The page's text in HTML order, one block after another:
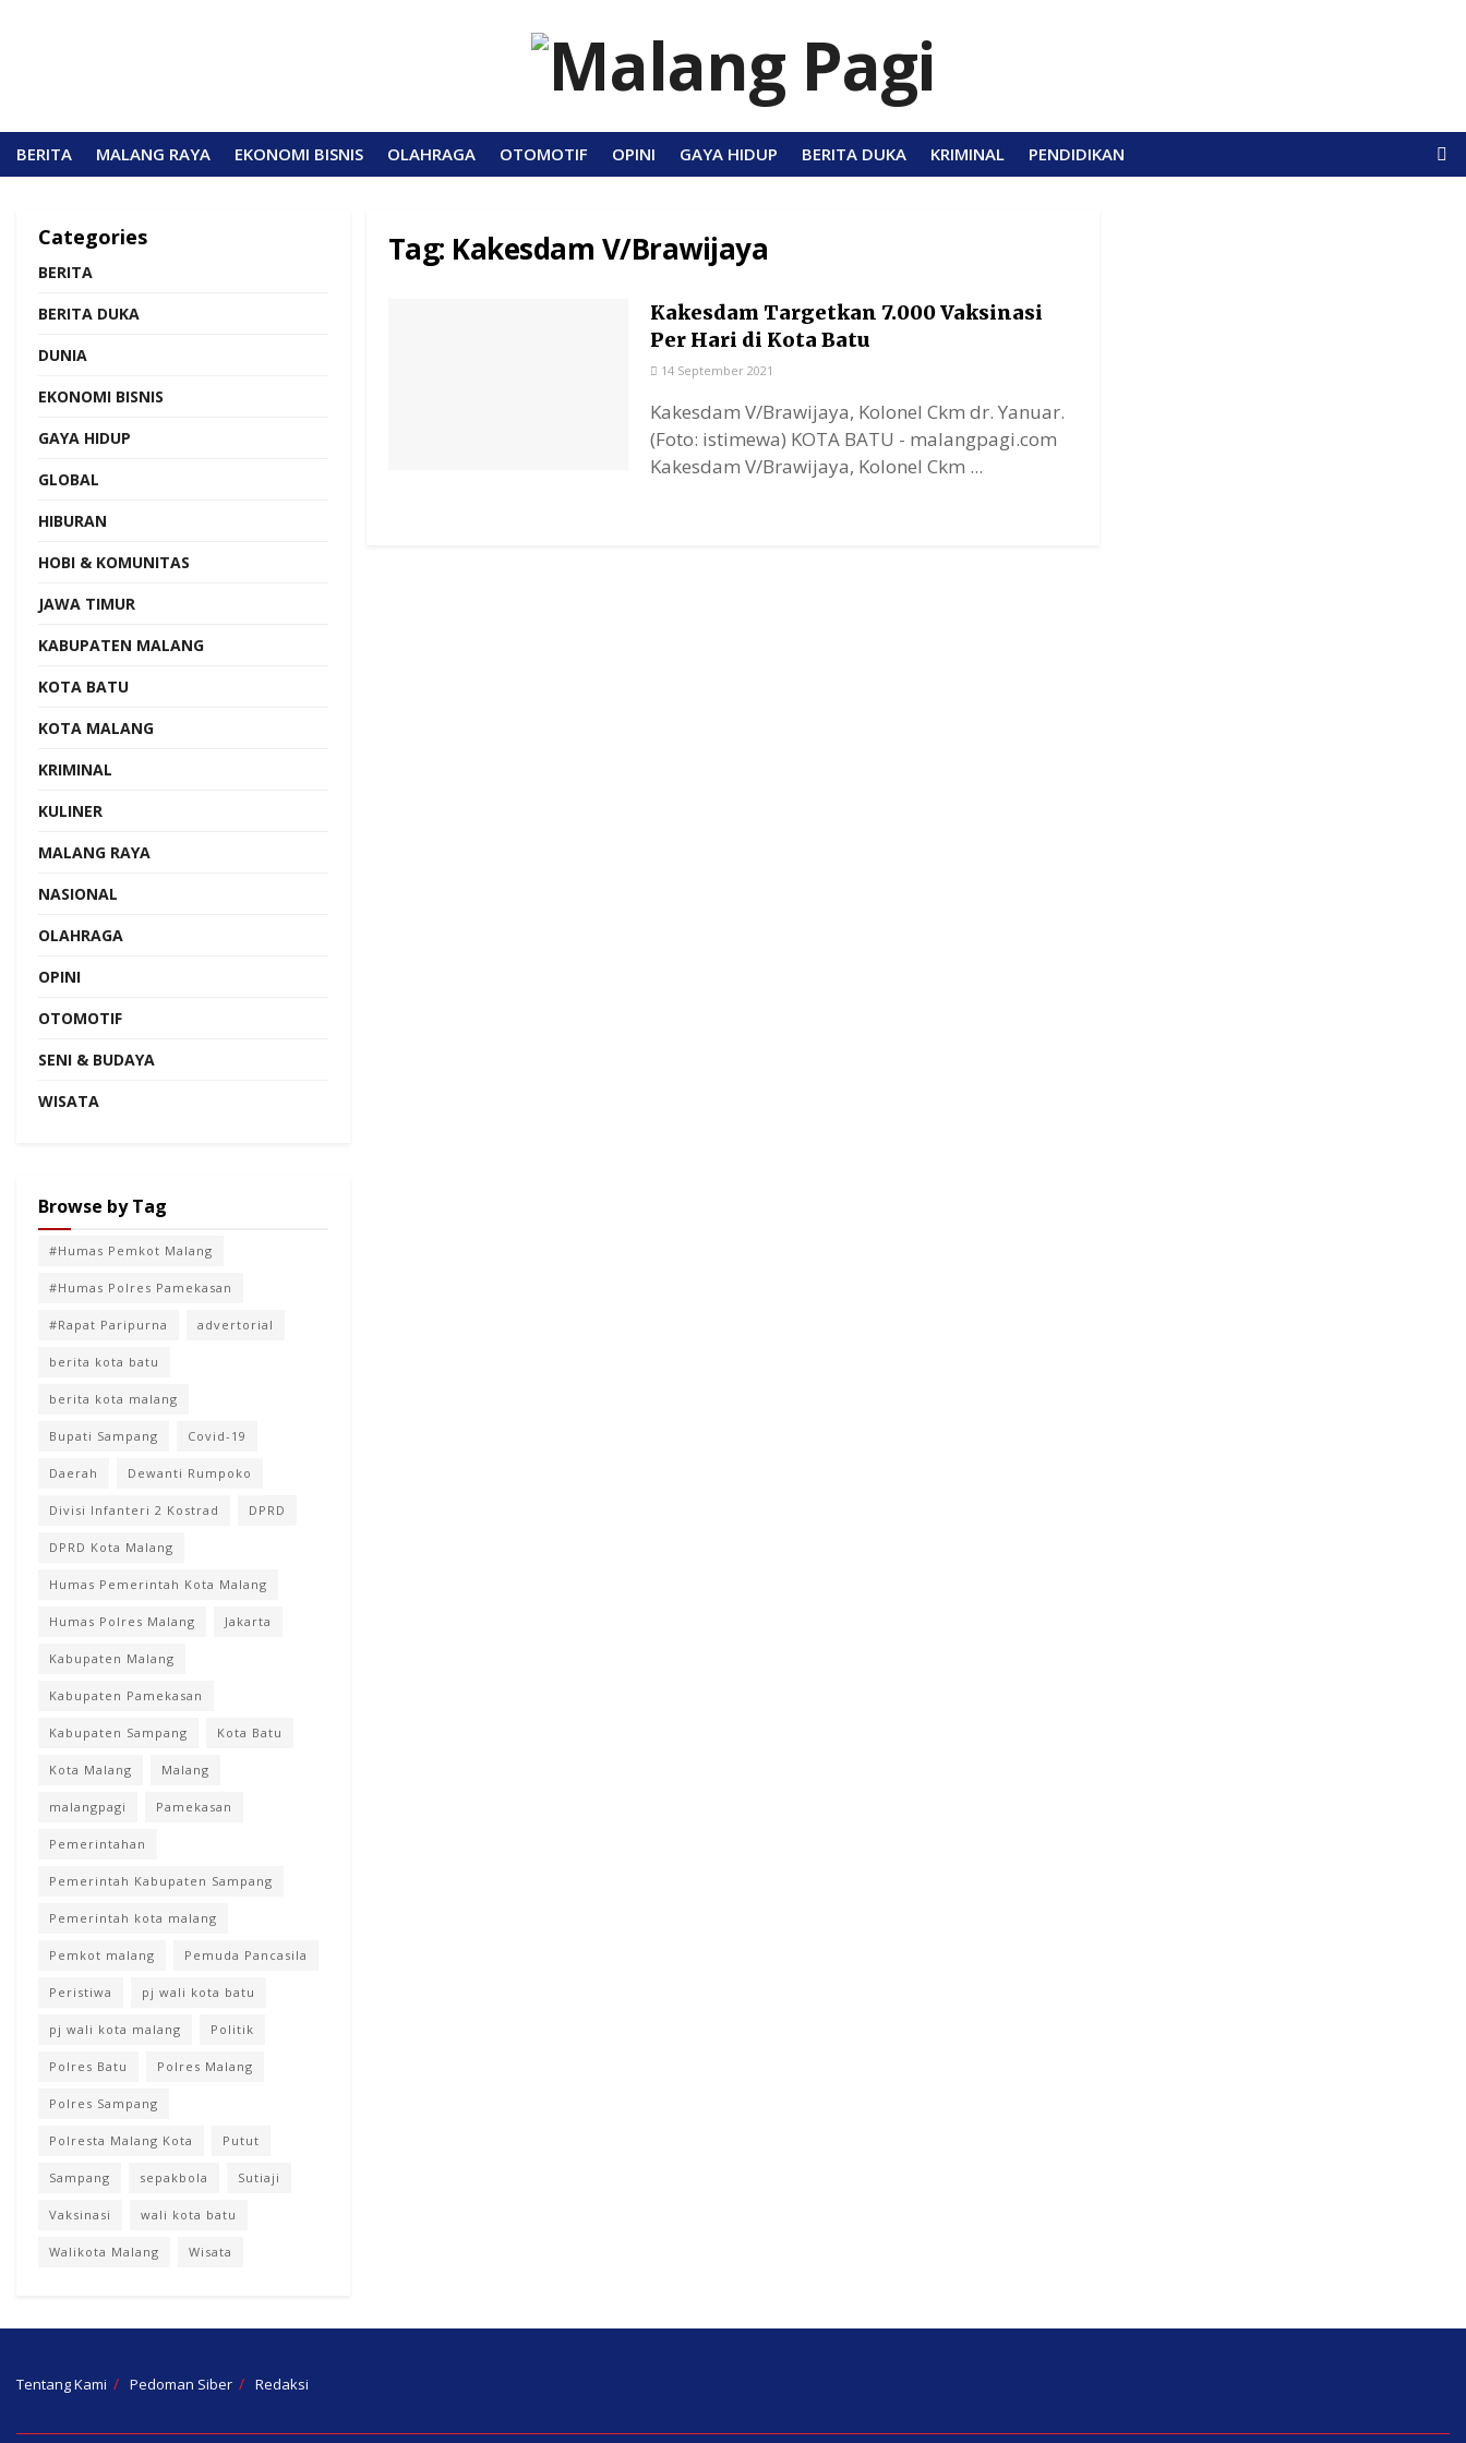
BERITA MALANG RAYA EKONOMI BISNIS OLAHRAGA OTOMOTIF OPINI GAYA HIDUP BERITA DUKA KRIMINAL PENDIDIKAN
Tag: Kakesdam V/Brawijaya
Kakesdam Targetkan 7.000 Vaksinasi
Per Hari di Kota Batu
14 September 2021
Kakesdam V/Brawijaya, Kolonel Ckm dr. Yanuar.
(Foto: istimewa) KOTA BATU - malangpagi.com
Kakesdam V/Brawijaya, Kolonel Ckm ...
Categories
BERITA
BERITA DUKA
DUNIA
EKONOMI BISNIS
GAYA HIDUP
GLOBAL
HIBURAN
HOBI & KOMUNITAS
JAWA TIMUR
KABUPATEN MALANG
KOTA BATU
KOTA MALANG
KRIMINAL
KULINER
MALANG RAYA
NASIONAL
OLAHRAGA
OPINI
OTOMOTIF
SENI & BUDAYA
WISATA
Browse by Tag
#Humas Pemkot Malang
#Humas Polres Pamekasan
#Rapat Paripurna advertorial
berita kota batu
berita kota malang
Bupati Sampang Covid-19
Daerah Dewanti Rumpoko
Divisi Infanteri 2 Kostrad DPRD
DPRD Kota Malang
Humas Pemerintah Kota Malang
Humas Polres Malang Jakarta
Kabupaten Malang
Kabupaten Pamekasan
Kabupaten Sampang Kota Batu
Kota Malang Malang
malangpagi Pamekasan
Pemerintahan
Pemerintah Kabupaten Sampang
Pemerintah kota malang
Pemkot malang Pemuda Pancasila
Peristiwa pj wali kota batu
pj wali kota malang Politik
Polres Batu Polres Malang
Polres Sampang
Polresta Malang Kota Putut
Sampang sepakbola Sutiaji
Vaksinasi wali kota batu
Walikota Malang Wisata
Tentang Kami Pedoman Siber Redaksi